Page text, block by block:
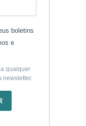
boletins
e
qualquer
newsletter.